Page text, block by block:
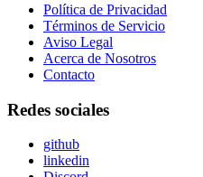
Política de Privacidad
Términos de Servicio
Aviso Legal
Acerca de Nosotros
Contacto
Redes sociales
github
linkedin